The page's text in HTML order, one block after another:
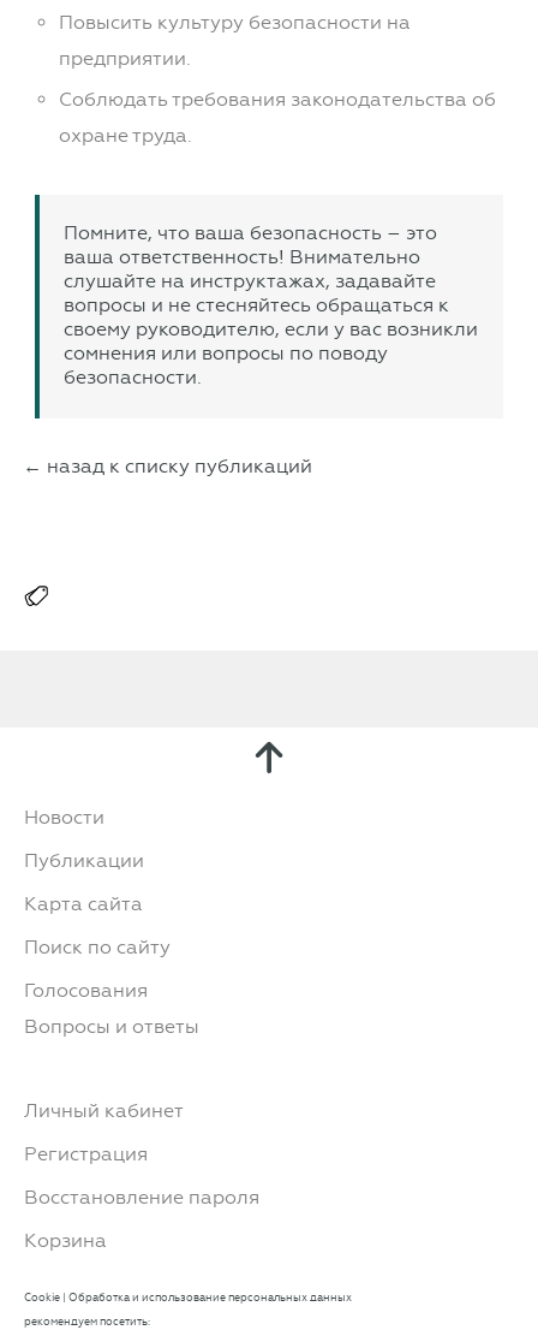
Повысить культуру безопасности на
предприятии.
Соблюдать требования законодательства об
охране труда.
Помните, что ваша безопасность – это
ваша ответственность! Внимательно
слушайте на инструктажах, задавайте
вопросы и не стесняйтесь обращаться к
своему руководителю, если у вас возникли
сомнения или вопросы по поводу
безопасности.
← назад к списку публикаций
Новости
Публикации
Карта сайта
Поиск по сайту
Голосования
Вопросы и ответы
Личный кабинет
Регистрация
Восстановление пароля
Корзина
Cookie | Обработка и использование персональных данных
рекомендуем посетить: